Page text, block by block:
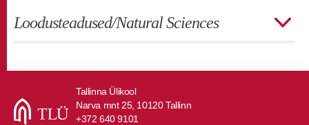
Loodusteadused/Natural Sciences
Tallinna Ülikool
Narva mnt 25, 10120 Tallinn
+372 640 9101